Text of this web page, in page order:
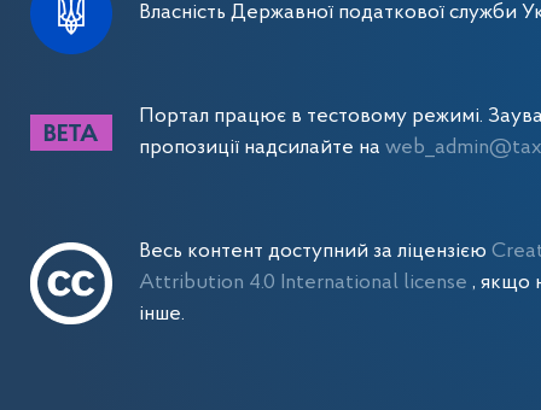
Власність Державної податкової служби
Портал працює в тестовому режимі.
пропозиції надсилайте на
Весь контент доступний за ліцензією
Attribution 4.0 International license , якщо
інше.